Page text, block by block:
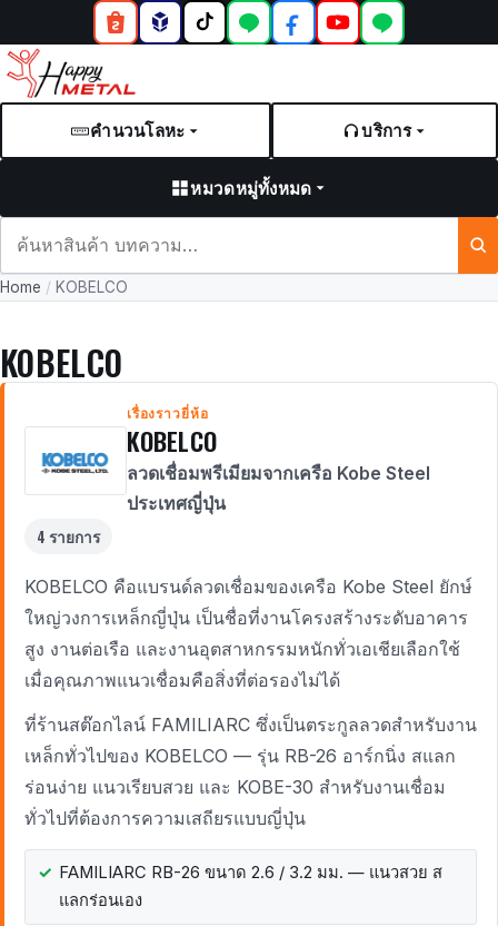
คำนวนโลหะ บริการ
หมวดหมู่ทั้งหมด
และ
Home / KOBELCO
KOBELCO
เรื่องราวยี่ห้อ
KOBELCO
ลวดเชื่อมพรีเมียมจากเครือ Kobe Steel
ประเทศญี่ปุ่น
4 รายการ
KOBELCO คือแบรนด์ลวดเชื่อมของเครือ Kobe Steel ยักษ์
ใหญ่วงการเหล็กญี่ปุ่น เป็นชื่อที่งานโครงสร้างระดับอาคาร
สูง งานต่อเรือ และงานอุตสาหกรรมหนักทั่วเอเชียเลือกใช้
เมื่อคุณภาพแนวเชื่อมคือสิ่งที่ต่อรองไม่ได้
ที่ร้านสต๊อกไลน์ FAMILIARC ซึ่งเป็นตระกูลลวดสำหรับงาน
เหล็กทั่วไปของ KOBELCO — รุ่น RB-26 อาร์กนิ่ง สแลก
ร่อนง่าย แนวเรียบสวย และ KOBE-30 สำหรับงานเชื่อม
ทั่วไปที่ต้องการความเสถียรแบบญี่ปุ่น
FAMILIARC RB-26 ขนาด 2.6 / 3.2 มม. — แนวสวย ส
แลกร่อนเอง